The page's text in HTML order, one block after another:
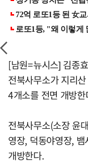
[남원=뉴시스] 김종
전북사무소가 지리
4개소를 전면 개방
전북사무소(소장 윤
영장, 덕동야영장,
개방한다.